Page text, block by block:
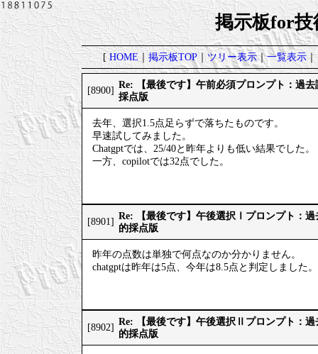
掲示板for技
[HOME｜掲示板TOP｜ツリー表示｜一覧表示｜
[8900]
Re: 【最後です】午前必須プロンプト：過
採点版
去年、選択1.5点足らずで落ちたものです。
早速試してみました。
Chatgptでは、25/40と昨年よりも低い結果でした。
一方、copilotでは32点でした。
[8901]
Re: 【最後です】午後選択Ⅰプロンプト：
的採点版
昨年の点数は単独で何点なのか分かりません。
chatgptは昨年は5点、今年は8.5点と判定しました。
[8902]
Re: 【最後です】午後選択Ⅱプロンプト：
的採点版